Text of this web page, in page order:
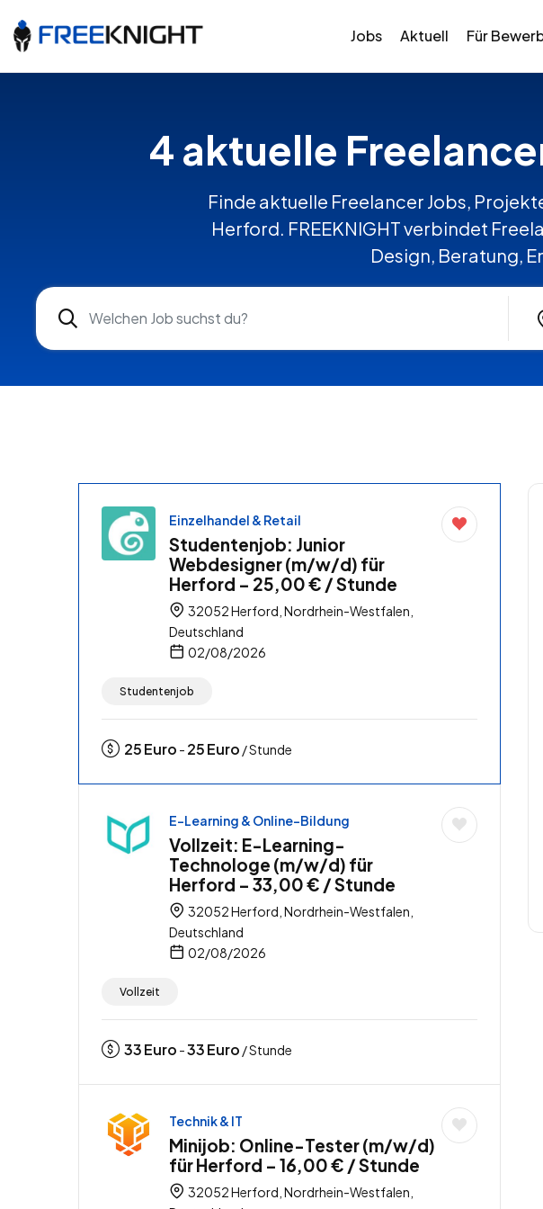
Jobs Aktuell Für
4 aktuelle
Finde aktuelle Freelancer Jobs,
Herford. FREEKNIGHT verbindet
Design, Beratung,
Einzelhandel & Retail
Studentenjob: Junior
Webdesigner (m/w/d) für
Herford – 25,00 € / Stunde
32052 Herford, Nordrhein-Westfalen,
Deutschland
02/08/2026
Studentenjob
25Euro - 25Euro / Stunde
E-Learning & Online-Bildung
Vollzeit: E-Learning-
Technologe (m/w/d) für
Herford – 33,00 € / Stunde
32052 Herford, Nordrhein-Westfalen,
Deutschland
02/08/2026
Vollzeit
33Euro -33Euro / Stunde
Technik & IT
Minijob: Online-Tester (m/w/d)
für Herford – 16,00 € / Stunde
32052 Herford, Nordrhein-Westfalen,